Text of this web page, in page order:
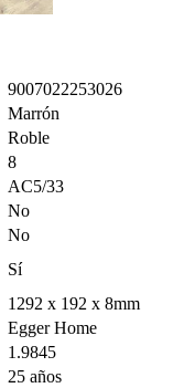
9007022253026
Marrón
Roble
8
AC5/33
No
No
Sí
1292 x 192 x 8mm
Egger Home
1.9845
25 años